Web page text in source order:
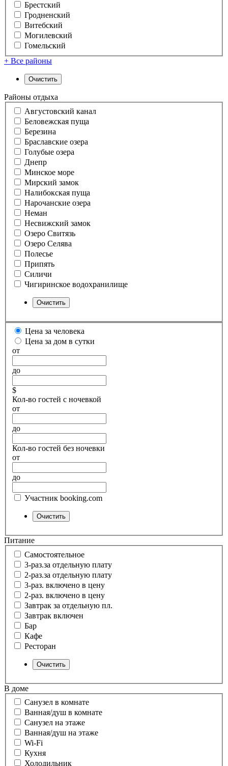
Брестский
Гродненский
Витебский
Могилевский
Гомельский
+ Все районы
Районы отдыха
Августовский канал
Беловежская пуща
Березина
Браславские озера
Голубые озера
Днепр
Минское море
Мирский замок
Налибокская пуща
Нарочанские озера
Неман
Несвижский замок
Озеро Свитязь
Озеро Селява
Полесье
Припять
Силичи
Чигиринское водохранилище
Цена за человека
Цена за дом в сутки
от
до
$
Кол-во гостей с ночевкой
от
до
Кол-во гостей без ночевки
от
до
Участник booking.com
Питание
Самостоятельное
3-раз.за отдельную плату
2-раз.за отдельную плату
3-раз. включено в цену
2-раз. включено в цену
Завтрак за отдельную пл.
Завтрак включен
Бар
Кафе
Ресторан
В доме
Санузел в комнате
Ванная/душ в комнате
Санузел на этаже
Ванная/душ на этаже
Wi-Fi
Кухня
Холодильник